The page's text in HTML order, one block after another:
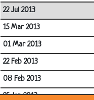
22 Jul 2013
15 Mar 2013
01 Mar 2013
22 Feb 2013
08 Feb 2013
25 Jan 2013